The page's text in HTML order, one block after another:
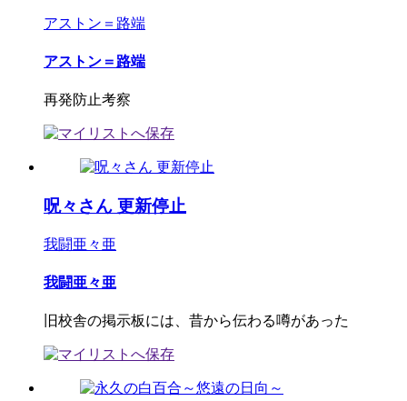
アストン＝路端
アストン＝路端
再発防止考察
呪々さん 更新停止
我闘亜々亜
我闘亜々亜
旧校舎の掲示板には、昔から伝わる噂があった